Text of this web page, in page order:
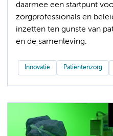
daarmee een startpunt
zorgprofessionals en
inzetten ten gunste van
en de samenleving.
Innovatie Patiëntenzorg